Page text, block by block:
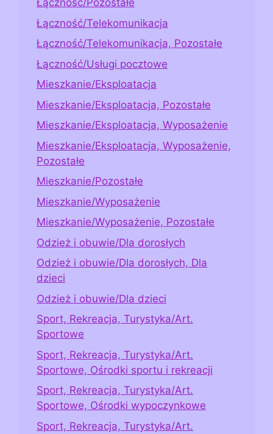
Łączność/Pozostałe
Łączność/Telekomunikacja
Łączność/Telekomunikacja, Pozostałe
Łączność/Usługi pocztowe
Mieszkanie/Eksploatacja
Mieszkanie/Eksploatacja, Pozostałe
Mieszkanie/Eksploatacja, Wyposażenie
Mieszkanie/Eksploatacja, Wyposażenie,
Pozostałe
Mieszkanie/Pozostałe
Mieszkanie/Wyposażenie
Mieszkanie/Wyposażenie, Pozostałe
Odzież i obuwie/Dla dorosłych
Odzież i obuwie/Dla dorosłych, Dla
dzieci
Odzież i obuwie/Dla dzieci
Sport, Rekreacja, Turystyka/Art.
Sportowe
Sport, Rekreacja, Turystyka/Art.
Sportowe, Ośrodki sportu i rekreacji
Sport, Rekreacja, Turystyka/Art.
Sportowe, Ośrodki wypoczynkowe
Sport, Rekreacja, Turystyka/Art.